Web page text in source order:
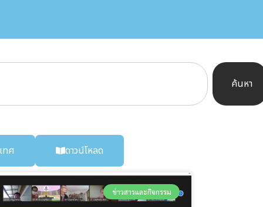
ค้นหา
ทศ ดาวน์โหลด
ข่าวสารและกิจกรรม